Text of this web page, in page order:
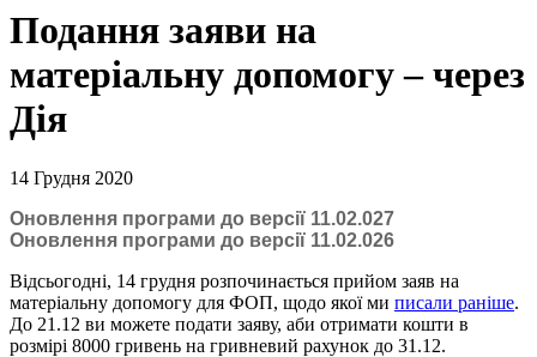
Подання заяви на
матеріальну допомогу – через
Дія
14 Грудня 2020
Оновлення програми до версії 11.02.027
Оновлення програми до версії 11.02.026
Відсьогодні, 14 грудня розпочинається прийом заяв на
матеріальну допомогу для ФОП, щодо якої ми писали раніше.
До 21.12 ви можете подати заяву, аби отримати кошти в
розмірі 8000 гривень на гривневий рахунок до 31.12.